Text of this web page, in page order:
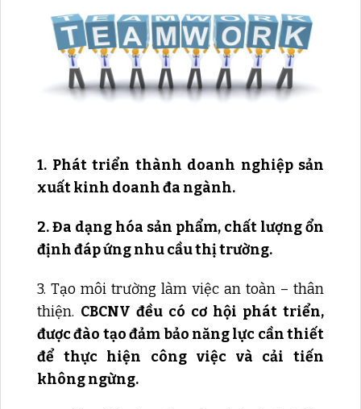
1. Phát triển thành doanh nghiệp sản
xuất kinh doanh đa ngành.
2. Đa dạng hóa sản phẩm, chất lượng ổn
định đáp ứng nhu cầu thị trường.
3. Tạo môi trường làm việc an toàn – thân
thiện. CBCNV đều có cơ hội phát triển,
được đào tạo đảm bảo năng lực cần thiết
để thực hiện công việc và cải tiến
không ngừng.